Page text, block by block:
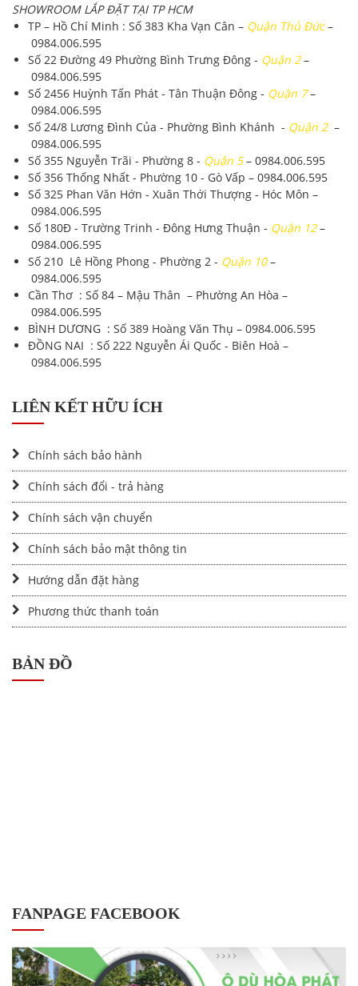
SHOWROOM LẮP ĐẶT TẠI TP HCM
TP – Hồ Chí Minh : Số 383 Kha Vạn Cân – Quận Thủ Đức–
0984.006.595
Số 22 Đường 49 Phường Bình Trưng Đông - Quận 2–
0984.006.595
Số 2456 Huỳnh Tấn Phát - Tân Thuận Đông - Quận 7–
0984.006.595
Số 24/8 Lương Đình Của - Phường Bình Khánh - Quận 2 –
0984.006.595
Số 355 Nguyễn Trãi - Phường 8 - Quận 5– 0984.006.595
Số 356 Thống Nhất - Phường 10 - Gò Vấp – 0984.006.595
Số 325 Phan Văn Hớn - Xuân Thới Thượng - Hóc Môn –
0984.006.595
Số 180Đ - Trường Trinh - Đông Hưng Thuận - Quận 12–
0984.006.595
Số 210 Lê Hồng Phong - Phường 2 - Quận 10–
0984.006.595
Cần Thơ : Số 84 – Mậu Thân – Phường An Hòa –
0984.006.595
BÌNH DƯƠNG : Số 389 Hoàng Văn Thụ – 0984.006.595
ĐỒNG NAI : Số 222 Nguyễn Ái Quốc - Biên Hoà –
0984.006.595
LIÊN KẾT HỮU ÍCH
Chính sách bảo hành
Chính sách đổi - trả hàng
Chính sách vận chuyển
Chính sách bảo mật thông tin
Hướng dẫn đặt hàng
Phương thức thanh toán
BẢN ĐỒ
FANPAGE FACEBOOK